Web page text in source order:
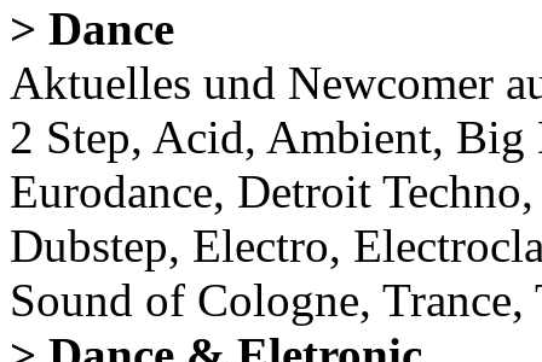
> Dance
Aktuelles und Newcomer
2 Step, Acid, Ambient, Big
Eurodance, Detroit
Dubstep, Electro,
Sound of Cologne,